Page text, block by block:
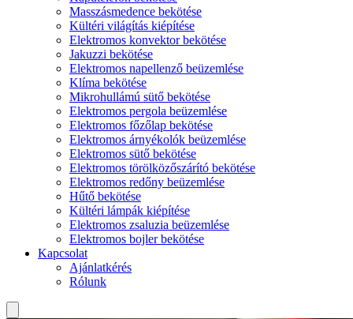
Masszásmedence bekötése
Kültéri világítás kiépítése
Elektromos konvektor bekötése
Jakuzzi bekötése
Elektromos napellenző beüzemlése
Klíma bekötése
Mikrohullámú sütő bekötése
Elektromos pergola beüzemlése
Elektromos főzőlap bekötése
Elektromos árnyékolók beüzemlése
Elektromos sütő bekötése
Elektromos törölközőszárító bekötése
Elektromos redőny beüzemlése
Hűtő bekötése
Kültéri lámpák kiépítése
Elektromos zsaluzia beüzemlése
Elektromos bojler bekötése
Kapcsolat
Ajánlatkérés
Rólunk